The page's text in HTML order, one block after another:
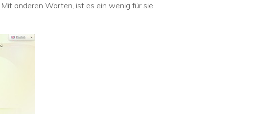
anderen Worten, ist es ein wenig für sie